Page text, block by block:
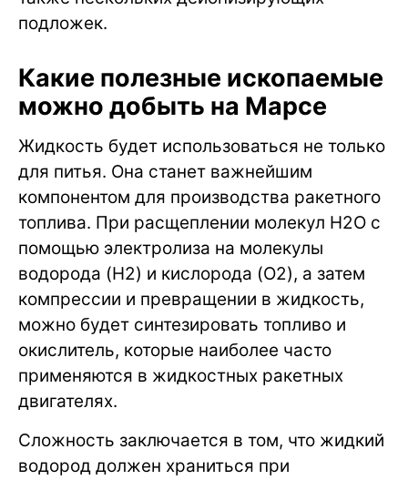
подложек.
Какие полезные ископаемые
можно добыть на Марсе
Жидкость будет использоваться не только
для питья. Она станет важнейшим
компонентом для производства ракетного
топлива. При расщеплении молекул H2O с
помощью электролиза на молекулы
водорода (H2) и кислорода (O2), а затем
компрессии и превращении в жидкость,
можно будет синтезировать топливо и
окислитель, которые наиболее часто
применяются в жидкостных ракетных
двигателях.
Сложность заключается в том, что жидкий
водород должен храниться при